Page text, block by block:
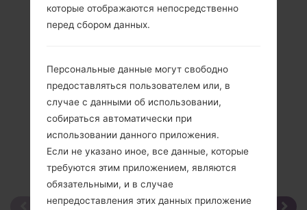
которые отображаются непосредственно
перед сбором данных.
Персональные данные могут свободно
предоставляться пользователем или, в
случае с данными об использовании,
собираться автоматически при
использовании данного приложения.
Если не указано иное, все данные, которые
требуются этим приложением, являются
обязательными, и в случае
непредоставления этих данных приложение